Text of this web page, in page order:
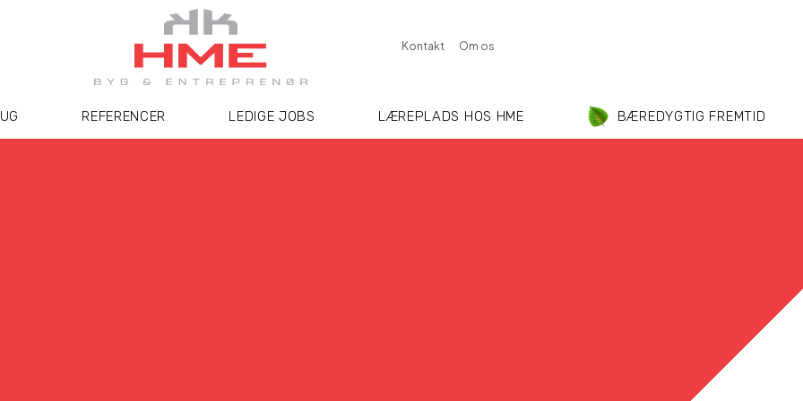
Kontakt Om os
REFERENCER LEDIGE JOBS LÆREPLADS HOS HME BÆREDYGTIG FREMTID